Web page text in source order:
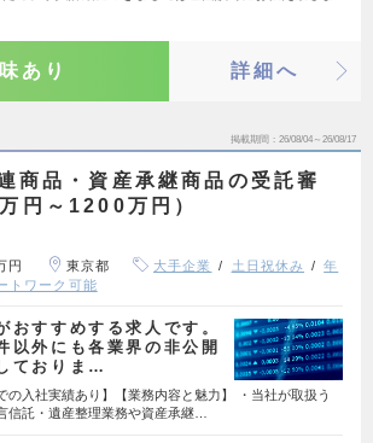
あり 詳細へ
掲載期間 26/08/04～26/08/17
商品・資産承継商品の受託審
円～1200万円）
円 東京都 大手企業 土日祝休み
年
トワーク可能
おすすめする求人です。
以外にも各業界の非公開
ておりま…
の入社実績あり】【業務内容と魅力】 ・当社が取扱う
信託・遺産整理業務や資産承継…